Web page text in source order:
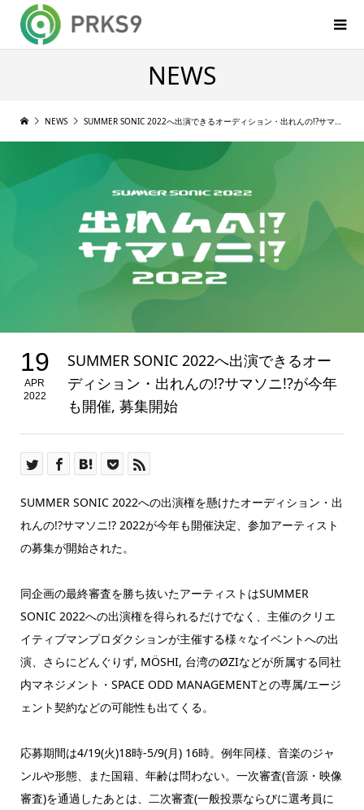
NEWS
NEWS SUMMER SONIC 2022へ出演できるオーディション・出れんの!?サマソニ!?が今年も開催, 募集開始
19
APR
2022
SUMMER SONIC 2022へ出演できるオー
ディション・出れんの!?サマソニ!?が今年
も開催, 募集開始
SUMMER SONIC 2022への出演権を懸けたオーディション・出
れんの!?サマソニ!? 2022が今年も開催決定、参加アーティスト
の募集が開始された。
同企画の最終審査を勝ち抜いたアーティストはSUMMER
SONIC 2022への出演権を得られるだけでなく、主催のクリエ
イティブマンプロダクションが主催する様々なイベントへの出
演、さらにどんぐりず, MÖSHI, 台湾のØZIなどが所属する同社
内マネジメント・SPACE ODD MANAGEMENTとの専属/エージ
ェント契約などの可能性も出てくる。
応募期間は4/19(火)18時-5/9(月) 16時。例年同様、音楽のジャ
ンルや形態、また国籍、年齢は問わない。一次審査(音源・映像
審査)を通過したあとは、二次審査(一般投票ならびに選考員に